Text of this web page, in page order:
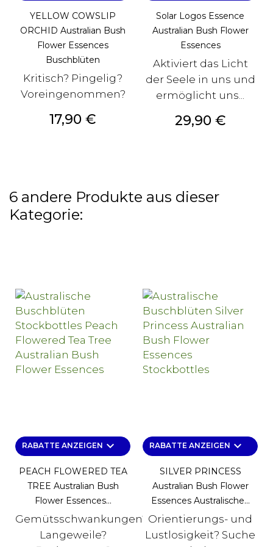
YELLOW COWSLIP
ORCHID Australian Bush
Flower Essences
Buschblüten
Kritisch? Pingelig?
Voreingenommen?
Preis
17,90 €
Solar Logos Essence
Australian Bush Flower
Essences
Aktiviert das Licht
der Seele in uns und
ermöglicht uns...
Preis
29,90 €
6 andere Produkte aus dieser
Kategorie:
RABATTE ANZEIGEN keyboard_arrow_down
PEACH FLOWERED TEA
TREE Australian Bush
Flower Essences...
Gemütsschwankungen?
Langeweile?
RABATTE ANZEIGEN keyboard_arrow_down
SILVER PRINCESS
Australian Bush Flower
Essences Australische...
Orientierungs- und
Lustlosigkeit? Suche